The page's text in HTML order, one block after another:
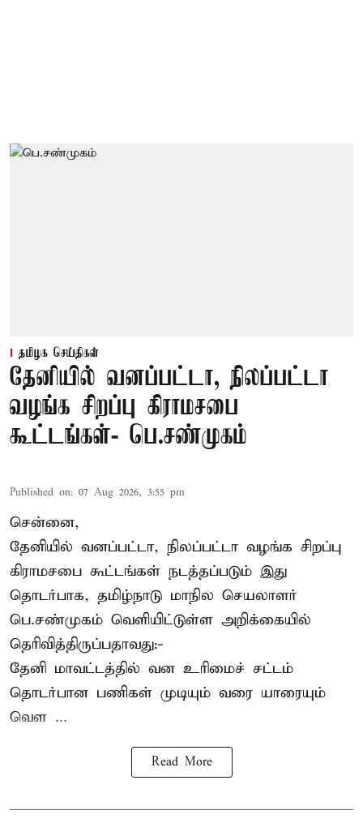
தமிழக செய்திகள்
தேனியில் வனப்பட்டா, நிலப்பட்டா
வழங்க சிறப்பு கிராமசபை
கூட்டங்கள்- பெ.சண்முகம்
Published on: 07 Aug 2026, 3:55 pm
சென்னை,
தேனியில் வனப்பட்டா, நிலப்பட்டா வழங்க சிறப்பு
கிராமசபை கூட்டங்கள் நடத்தப்படும் இது
தொடர்பாக, தமிழ்நாடு மாநில செயலாளர்
பெ.சண்முகம் வெளியிட்டுள்ள அறிக்கையில்
தெரிவித்திருப்பதாவது:-
தேனி மாவட்டத்தில் வன உரிமைச் சட்டம்
தொடர்பான பணிகள் முடியும் வரை யாரையும்
வெள ...
Read More